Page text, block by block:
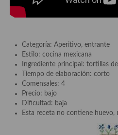
Carne
Postres y dulces
Postres con frutas
Quesos, recetas
Salazones y encurtidos
Categoría: Aperitivo, entrante
Estilo: cocina mexicana
Ingrediente principal: tortillas
Tiempo de elaboración: corto
Comensales: 4
Precio: bajo
Dificultad: baja
Esta receta no contiene huevo,